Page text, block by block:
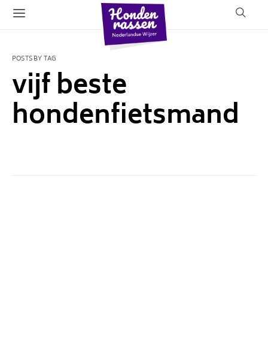
POSTS BY TAG
vijf beste
hondenfietsmand